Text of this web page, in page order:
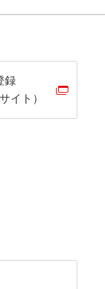
録
イト）